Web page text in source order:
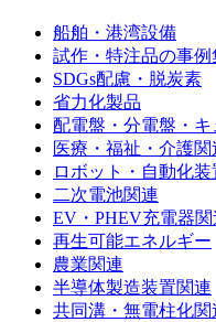
船舶・港湾設備
試作・特注品の事例
SDGs配慮・脱炭素
省力化製品
配電盤・分電盤・
医療・福祉・介護関
ロボット・自動化装
二次電池関連
EV・PHEV充電器関
再生可能エネルギー
農業関連
半導体製造装置関連
共同溝・無電柱化関